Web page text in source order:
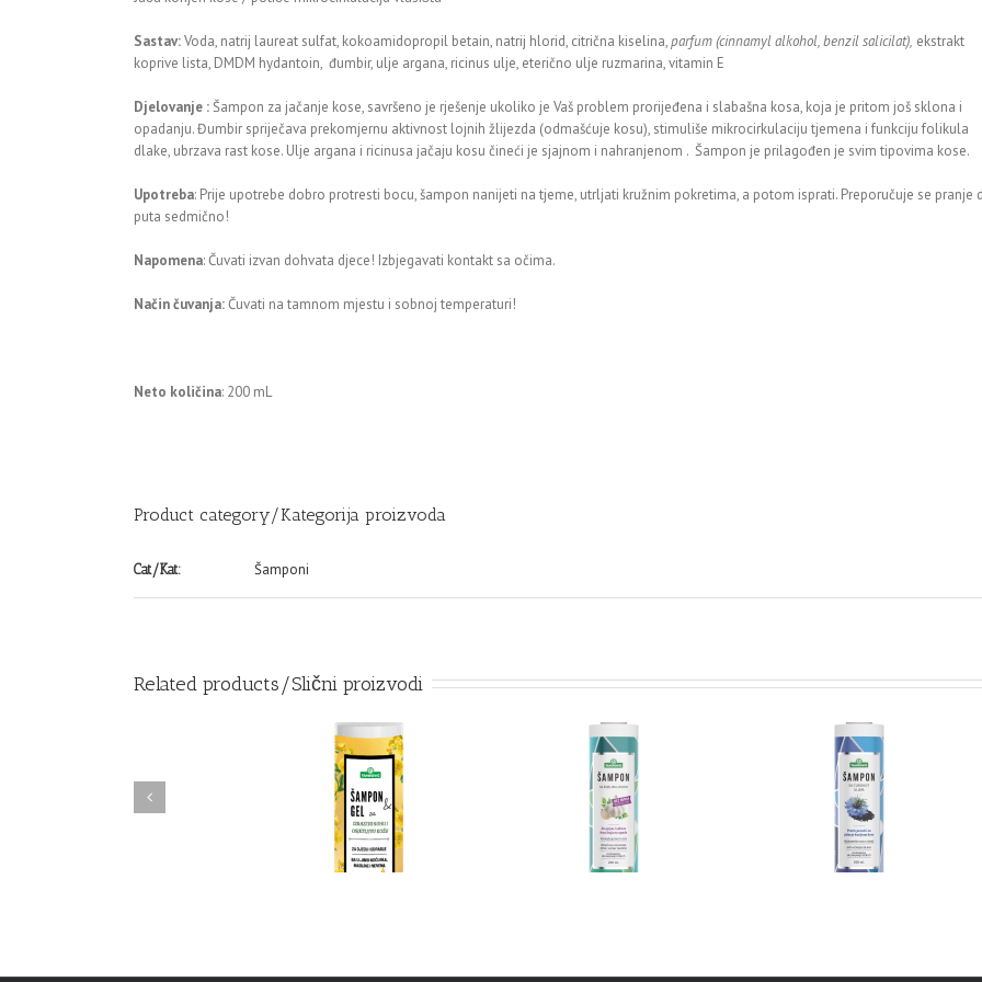
Sastav:Voda, natrij laureat sulfat, kokoamidopropil betain, natrij hlorid, citrična kiselina,parfum (cinnamyl alkohol, benzil salicilat), ekstrakt
koprive lista, DMDM hydantoin, đumbir, ulje argana, ricinus ulje, eterično ulje ruzmarina, vitamin E
Djelovanje :Šampon za jačanje kose, savršeno je rješenje ukoliko je Vaš problem prorijeđena i slabašna kosa, koja je pritom još sklona i
opadanju. Đumbir spriječava prekomjernu aktivnost lojnih žlijezda (odmašćuje kosu), stimuliše mikrocirkulaciju tjemena i funkciju folikula
dlake, ubrzava rast kose. Ulje argana i ricinusa jačaju kosu čineći je sjajnom i nahranjenom . Šampon je prilagođen je svim tipovima kose.
Upotreba: Prije upotrebe dobro protresti bocu, šampon nanijeti na tjeme, utrljati kružnim pokretima, a potom isprati. Preporučuje se pranje
puta sedmično!
Napomena: Čuvati izvan dohvata djece! Izbjegavati kontakt sa očima.
Način čuvanja:Čuvati na tamnom mjestu i sobnoj temperaturi!
Neto količina: 200 mL
Product category/Kategorija proizvoda
Cat/Kat: Šamponi
Related products/Slični proizvodi
TAHIROVIĆ 2U1 ŠAMPON I
ŠAMPON SA BIJELIM LUKOM Ćurokot šampon
Šampon protiv opadanja